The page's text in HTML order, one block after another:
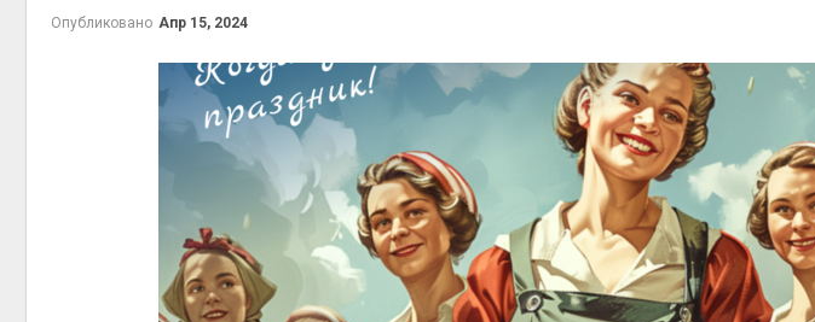
Опубликовано Апр 15, 2024
сразу несколько
регионов столкнулись с
экстремальными
природными явлениями
Солнечные панели над
каналами позволяют
одновременно
вырабатывать энергию и
экономить воду